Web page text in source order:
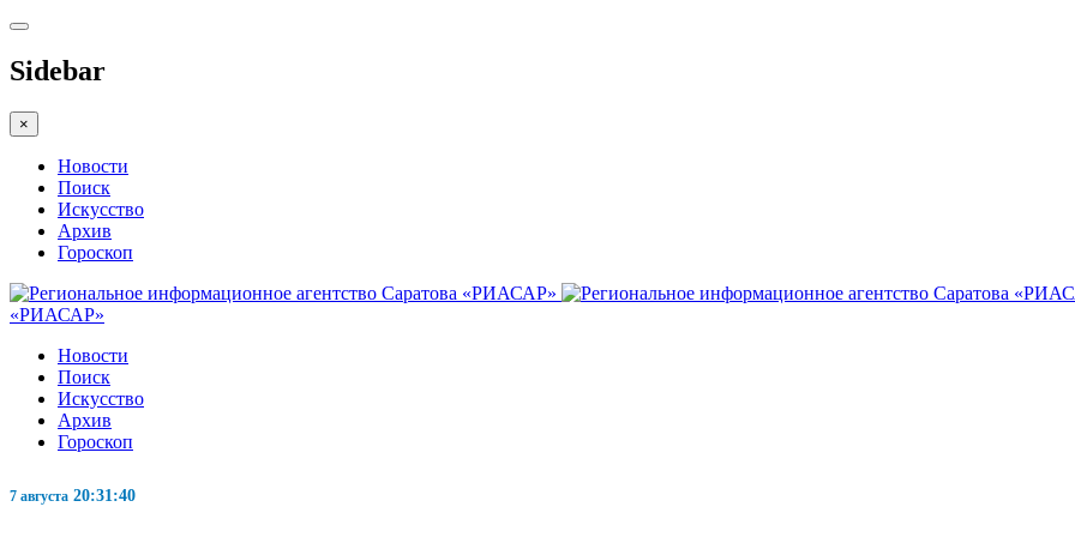
Sidebar
×
Новости
Поиск
Искусство
Архив
Гороскоп
«РИАСАР»
Новости
Поиск
Искусство
Архив
Гороскоп
7 августа 20:31:41